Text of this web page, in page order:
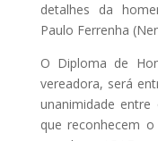
detalhes da
Paulo Ferrenha
O Diploma de
vereadora, será
unanimidade
que reconhecem